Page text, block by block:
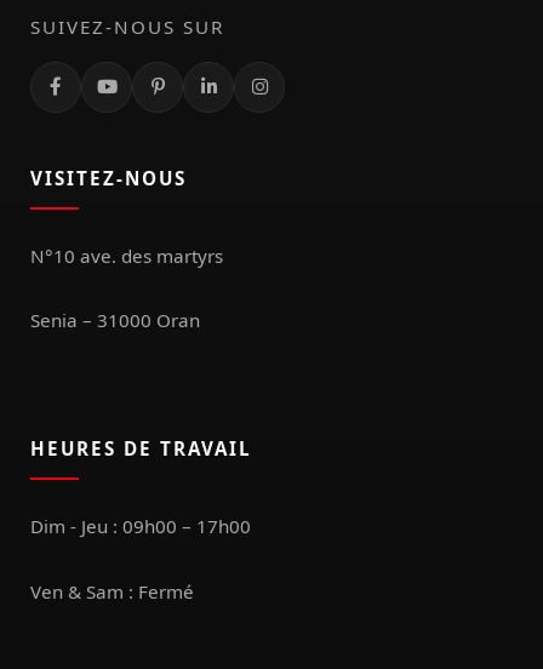
SUIVEZ-NOUS SUR
VISITEZ-NOUS
N°10 ave. des martyrs
Senia – 31000 Oran
HEURES DE TRAVAIL
Dim - Jeu : 09h00 – 17h00
Ven & Sam : Fermé